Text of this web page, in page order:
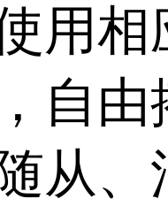
用相
自由
从、